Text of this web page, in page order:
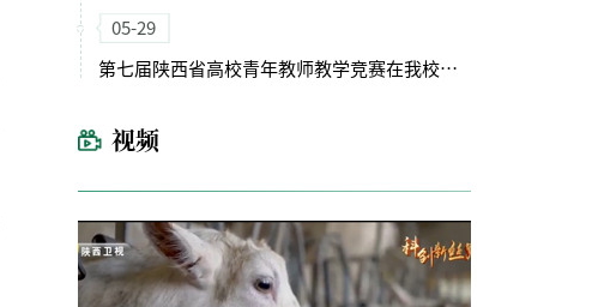
05-29
第七届陕西省高校青年教师教学竞赛在我校开幕
视频